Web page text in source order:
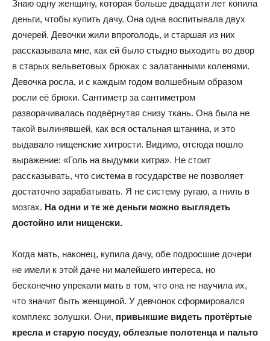
Знаю одну женщину, которая больше двадцати лет копила
деньги, чтобы купить дачу. Она одна воспитывала двух
дочерей. Девочки жили впроголодь, и старшая из них
рассказывала мне, как ей было стыдно выходить во двор
в старых вельветовых брюках с залатанными коленями.
Девочка росла, и с каждым годом волшебным образом
росли её брюки. Сантиметр за сантиметром
разворачивалась подвёрнутая снизу ткань. Она была не
такой вылинявшей, как вся остальная штанина, и это
выдавало нищенские хитрости. Видимо, отсюда пошло
выражение: «Голь на выдумки хитра». Не стоит
рассказывать, что система в государстве не позволяет
достаточно зарабатывать. Я не систему ругаю, а гниль в
мозгах. На одни и те же деньги можно выглядеть
достойно или нищенски.
Когда мать, наконец, купила дачу, обе подросшие дочери
не имели к этой даче ни малейшего интереса, но
бесконечно упрекали мать в том, что она не научила их,
что значит быть женщиной. У девчонок сформировался
комплекс золушки. Они, привыкшие видеть протёртые
кресла и старую посуду, облезлые полотенца и пальто